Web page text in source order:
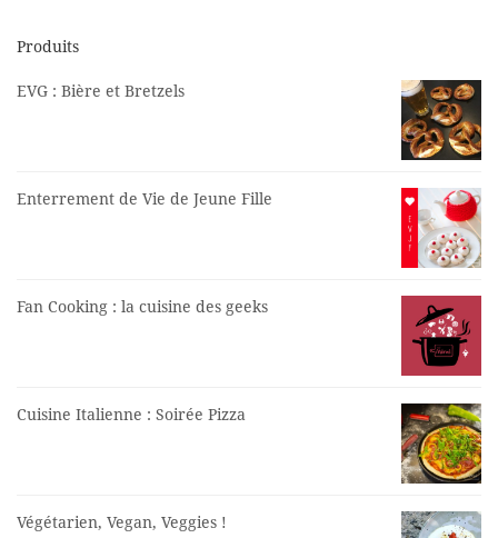
Produits
EVG : Bière et Bretzels
Enterrement de Vie de Jeune Fille
Fan Cooking : la cuisine des geeks
Cuisine Italienne : Soirée Pizza
Végétarien, Vegan, Veggies !